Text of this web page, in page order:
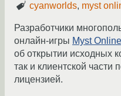
cyanworlds, myst
Разработчики
онлайн-игры Myst
об открытии исходных
так и клиентской части
лицензией.